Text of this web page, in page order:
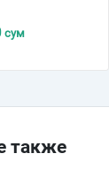
сум
также